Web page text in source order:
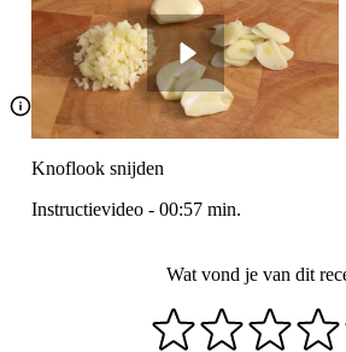
Knoflook snijden
Instructievideo - 00:57 min.
Wat vond je van dit